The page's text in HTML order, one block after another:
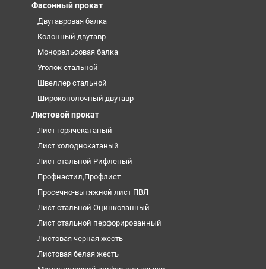
Фасонный прокат
Двутавровая балка
Колонный двутавр
Монорельсовая балка
Уголок стальной
Швеллер стальной
Широкополочный двутавр
Листовой прокат
Лист горячекатаный
Лист холоднокатаный
Лист стальной Рифленый
Профнастил,Профлист
Просечно-вытяжной лист ПВЛ
Лист стальной Оцинкованный
Лист стальной перфорированный
Листовая черная жесть
Листовая белая жесть